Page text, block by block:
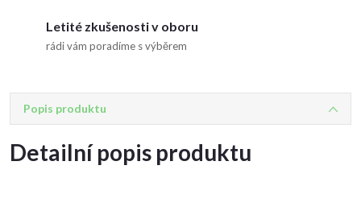
Letité zkušenosti v oboru
rádi vám poradíme s výběrem
Popis produktu
Detailní popis produktu